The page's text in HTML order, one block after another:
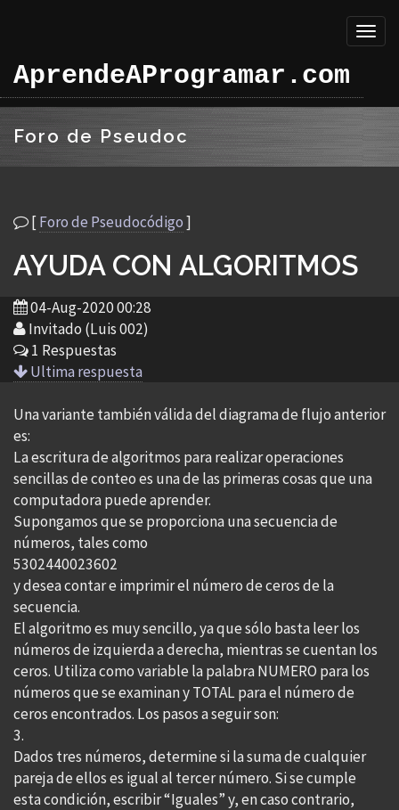
AprendeAProgramar.com
Foro de Pseudoc
[Foro de Pseudocódigo]
AYUDA CON ALGORITMOS
04-Aug-2020 00:28
Invitado (Luis 002)
1 Respuestas
Ultima respuesta
Una variante también válida del diagrama de flujo anterior
es:
La escritura de algoritmos para realizar operaciones
sencillas de conteo es una de las primeras cosas que una
computadora puede aprender.
Supongamos que se proporciona una secuencia de
números, tales como
5302440023602
y desea contar e imprimir el número de ceros de la
secuencia.
El algoritmo es muy sencillo, ya que sólo basta leer los
números de izquierda a derecha, mientras se cuentan los
ceros. Utiliza como variable la palabra NUMERO para los
números que se examinan y TOTAL para el número de
ceros encontrados. Los pasos a seguir son:
3.
Dados tres números, determine si la suma de cualquier
pareja de ellos es igual al tercer número. Si se cumple
esta condición, escribir “Iguales” y, en caso contrario,